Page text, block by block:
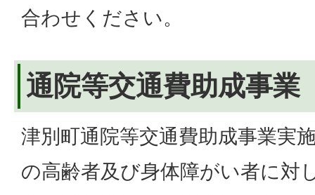
合わせください。
通院等交通費助成事業
津別町通院等交通費助成事業実
の高齢者及び身体障がい者に対